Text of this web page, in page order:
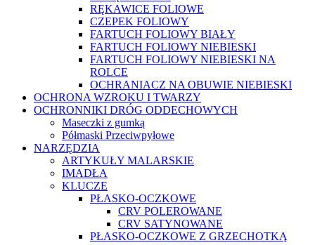
RĘKAWICE FOLIOWE
CZEPEK FOLIOWY
FARTUCH FOLIOWY BIAŁY
FARTUCH FOLIOWY NIEBIESKI
FARTUCH FOLIOWY NIEBIESKI NA
ROLCE
OCHRANIACZ NA OBUWIE NIEBIESKI
OCHRONA WZROKU I TWARZY
OCHRONNIKI DRÓG ODDECHOWYCH
Maseczki z gumką
Półmaski Przeciwpyłowe
NARZĘDZIA
ARTYKUŁY MALARSKIE
IMADŁA
KLUCZE
PŁASKO-OCZKOWE
CRV POLEROWANE
CRV SATYNOWANE
PŁASKO-OCZKOWE Z GRZECHOTKĄ